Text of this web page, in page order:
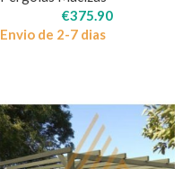
€375.90
Envio de 2-7 dias